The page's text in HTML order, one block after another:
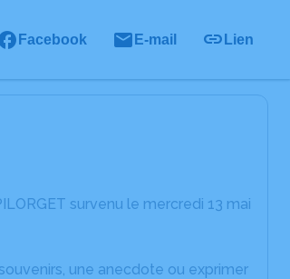
Facebook E-mail Lien
survenu le mercredi 13 mai
une anecdote ou exprimer